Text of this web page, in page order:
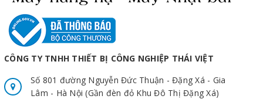
CÔNG TY TNHH THIẾT BỊ CÔNG NGHIỆP THÁI VIỆT
Số 801 đường Nguyễn Đức Thuận - Đặng Xá - Gia
Lâm - Hà Nội (Gần đèn đỏ Khu Đô Thị Đặng Xá)